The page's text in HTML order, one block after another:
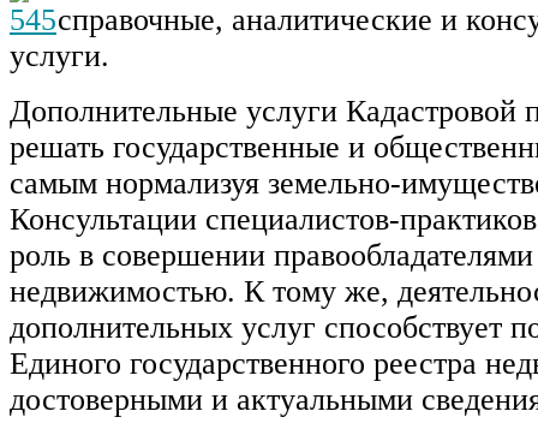
справочные, аналитические и
услуги.
Дополнительные услуги Кадастровой
решать государственные и
самым нормализуя земельно-
Консультации специалистов-
роль в совершении
недвижимостью. К тому же,
дополнительных услуг способствует
Единого государственного реестра
достоверными и актуальными